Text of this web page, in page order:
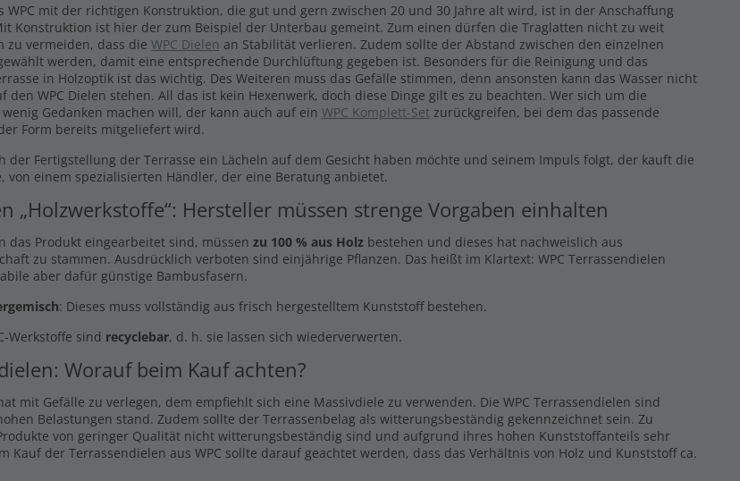
WPC mit der richtigen Konstruktion, die gut und gern zwischen 20 und 30 Jahre alt wird, ist in der Anschaffung
Konstruktion ist hier der zum Beispiel der Unterbau gemeint. Zum einen dürfen die Traglatten nicht zu weit
zu vermeiden, dass die WPC Dielen an Stabilität verlieren. Zudem sollte der Abstand zwischen den einzelnen
werden, damit eine entsprechende Durchlüftung gegeben ist. Besonders für die Reinigung und das
in Holzoptik ist das wichtig. Des Weiteren muss das Gefälle stimmen, denn ansonsten kann das Wasser nicht
WPC Dielen stehen. All das ist kein Hexenwerk, doch diese Dinge gilt es zu beachten. Wer sich um die
Gedanken machen will, der kann auch auf ein WPC Komplett-Setzurückgreifen, bei dem das passende
Form bereits mitgeliefert wird.
der Fertigstellung der Terrasse ein Lächeln auf dem Gesicht haben möchte und seinem Impuls folgt, der kauft die
von einem spezialisierten Händler, der eine Beratung anbietet.
„Holzwerkstoffe“: Hersteller müssen strenge Vorgaben einhalten
das Produkt eingearbeitet sind, müssen zu 100 % aus Holz bestehen und dieses hat nachweislich aus
zu stammen. Ausdrücklich verboten sind einjährige Pflanzen. Das heißt im Klartext: WPC Terrassendielen
aber dafür günstige Bambusfasern.
: Dieses muss vollständig aus frisch hergestelltem Kunststoff bestehen.
Werkstoffe sind recyclebar, d. h. sie lassen sich wiederverwerten.
Worauf beim Kauf achten?
mit Gefälle zu verlegen, dem empfiehlt sich eine Massivdiele zu verwenden. Die WPC Terrassendielen sind
Belastungen stand. Zudem sollte der Terrassenbelag als witterungsbeständig gekennzeichnet sein. Zu
von geringer Qualität nicht witterungsbeständig sind und aufgrund ihres hohen Kunststoffanteils sehr
Kauf der Terrassendielen aus WPC sollte darauf geachtet werden, dass das Verhältnis von Holz und Kunststoff ca.